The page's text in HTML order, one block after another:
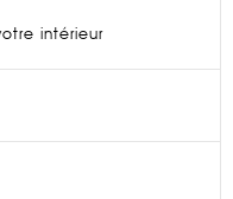
intérieur